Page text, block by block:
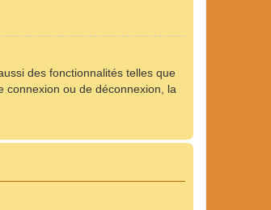
des fonctionnalités telles que
connexion ou de déconnexion, la